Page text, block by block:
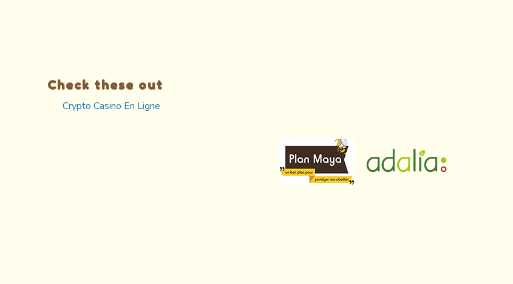
Check these out
Crypto Casino En Ligne